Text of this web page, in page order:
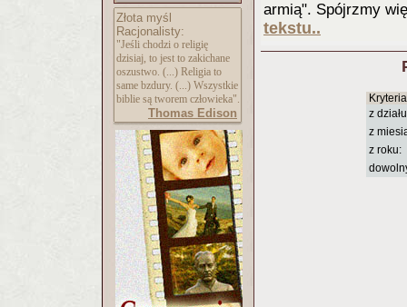
Złota myśl
Racjonalisty:
"Jeśli chodzi o religię
dzisiaj, to jest to zakichane
oszustwo. (...) Religia to
same bzdury. (...) Wszystkie
biblie są tworem człowieka".
Thomas Edison
armią". Spójrzmy
tekstu..
z
z
z roku: